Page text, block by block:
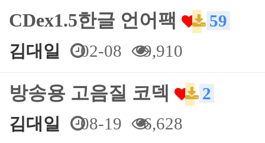
CDex1.5한글 언어팩
59
김대일
02-08 9,910
방송용 고음질 코덱
2
김대일
08-19 6,628